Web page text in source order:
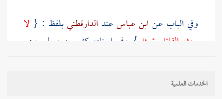
وفي الباب عن ابن عباسعند الدارقطنيبلفظ : { لا
يرث القاتل شيئا } وفي إسناده كثير بن مسلم وهو
ضعيف وعنابن عباسأيضا حديث آخر عندالبيهقي
بلفظ : {
} وفي لفظ : {الخدمات العلمية